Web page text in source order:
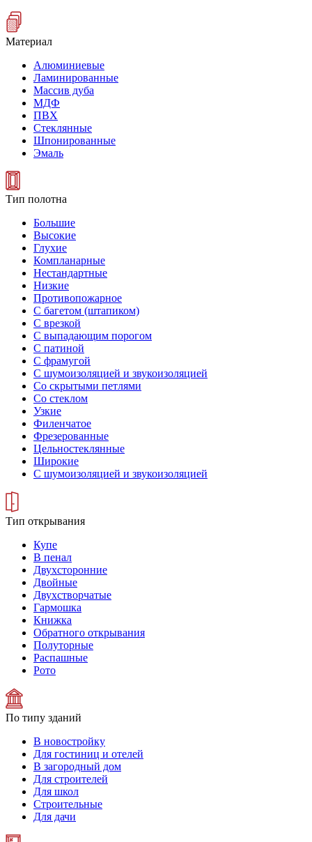
Материал
Алюминиевые
Ламинированные
Массив дуба
МДФ
ПВХ
Стеклянные
Шпонированные
Эмаль
Тип полотна
Большие
Высокие
Глухие
Компланарные
Нестандартные
Низкие
Противопожарное
С багетом (штапиком)
С врезкой
С выпадающим порогом
С патиной
С фрамугой
С шумоизоляцией и звукоизоляцией
Со скрытыми петлями
Со стеклом
Узкие
Филенчатое
Фрезерованные
Цельностеклянные
Широкие
С шумоизоляцией и звукоизоляцией
Тип открывания
Купе
В пенал
Двухсторонние
Двойные
Двухстворчатые
Гармошка
Книжка
Обратного открывания
Полуторные
Распашные
Рото
По типу зданий
В новостройку
Для гостиниц и отелей
В загородный дом
Для строителей
Для школ
Строительные
Для дачи